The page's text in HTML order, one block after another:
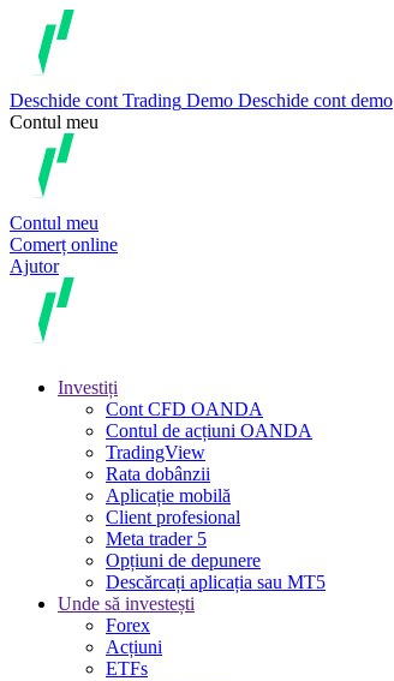
Deschide cont Trading Demo Deschide cont demo
Contul meu
Contul meu
Comerț online
Ajutor
Investiți
Cont CFD OANDA
Contul de acțiuni OANDA
TradingView
Rata dobânzii
Aplicație mobilă
Client profesional
Meta trader 5
Opțiuni de depunere
Descărcați aplicația sau MT5
Unde să investești
Forex
Acțiuni
ETFs